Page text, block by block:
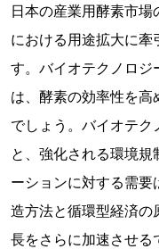
日本の産業用酵素市
における用途拡大に牽
す。バイオテクノロジ
は、酵素の効率性を高
でしょう。バイオテ
と、強化される環境規
ーションに対する需
造方法と循環型経済の
長をさらに加速させる